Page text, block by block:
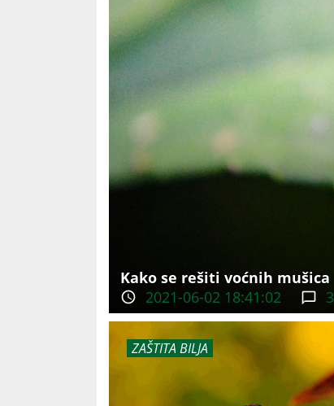
Kako se rešiti voćnih mušica
2021-06-02 18:41:02
3
ZAŠTITA BILJA